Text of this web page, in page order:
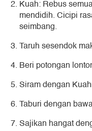
Kuah: Rebus
mendidih. Cicipi
seimbang.
Taruh sesendok
Beri potongan
Siram dengan
Taburi dengan
Sajikan hangat